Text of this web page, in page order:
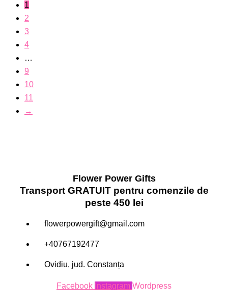
1
2
3
4
…
9
10
11
→
Flower Power Gifts
Transport GRATUIT pentru comenzile de
peste 450 lei
flowerpowergift@gmail.com
+40767192477
Ovidiu, jud. Constanța
Facebook Instagram Wordpress